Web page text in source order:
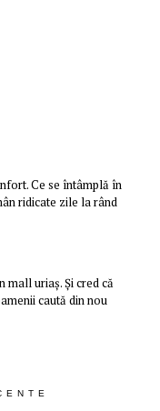
Ce se întâmplă în
ridicate zile la rând
mall uriaș. Și cred că
caută din nou